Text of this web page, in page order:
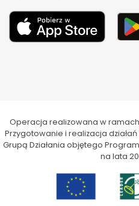
Operacja realizowana w ramach
Przygotowanie i realizacja
Grupą Działania objętego
na lata